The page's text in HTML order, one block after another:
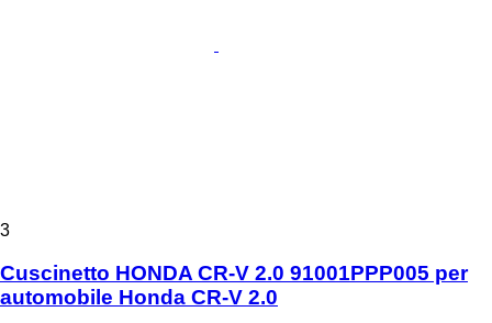
3
Cuscinetto HONDA CR-V 2.0 91001PPP005 per
automobile Honda CR-V 2.0